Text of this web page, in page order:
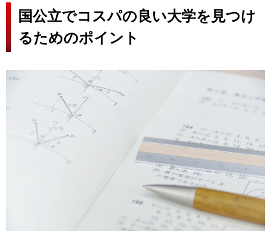
国公立でコスパの良い大学を見つけ
るためのポイント